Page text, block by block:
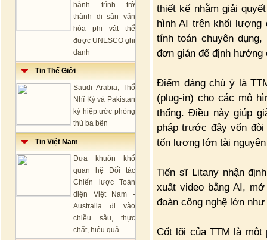
hành trình trở
thành di sản văn
hóa phi vật thể
được UNESCO ghi
danh
Tin Thế Giới
Saudi Arabia, Thổ
Nhĩ Kỳ và Pakistan
ký hiệp ước phòng
thủ ba bên
Tin Việt Nam
Đưa khuôn khổ
quan hệ Đối tác
Chiến lược Toàn
diện Việt Nam -
Australia đi vào
chiều sâu, thực
chất, hiệu quả
thiết kế nhằm giải
hình AI trên khối lượng
tính toán chuyên
đơn giản để định hướng
Điểm đáng chú ý là
(plug-in) cho các mô
thống. Điều này giúp
pháp trước đây vốn
tốn lượng lớn tài
Tiến sĩ Litany nhận
xuất video bằng AI,
đoàn công nghệ lớn
Cốt lõi của TTM là một